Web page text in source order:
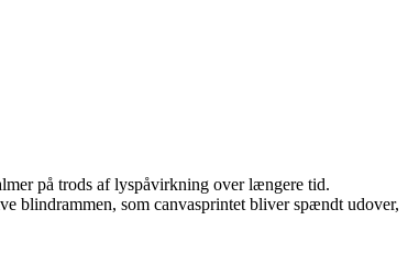
på trods af lyspåvirkning over længere tid.
blindrammen, som canvasprintet bliver spændt udover,